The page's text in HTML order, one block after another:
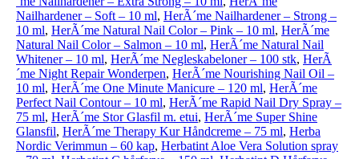
Nailhardener – Soft – 10 ml, HerÃ´me Nailhardener – Strong –
10 ml, HerÃ´me Natural Nail Color – Pink – 10 ml, HerÃ´me
Natural Nail Color – Salmon – 10 ml, HerÃ´me Natural Nail
Whitener – 10 ml, HerÃ´me Negleskabeloner – 100 stk, HerÃ
´me Night Repair Wonderpen, HerÃ´me Nourishing Nail Oil –
10 ml, HerÃ´me One Minute Manicure – 120 ml, HerÃ´me
Perfect Nail Contour – 10 ml, HerÃ´me Rapid Nail Dry Spray –
75 ml, HerÃ´me Stor Glasfil m. etui, HerÃ´me Super Shine
Glansfil, HerÃ´me Therapy Kur Håndcreme – 75 ml, Herba
Nordic Verimmun – 60 kap, Herbatint Aloe Vera Solution spray